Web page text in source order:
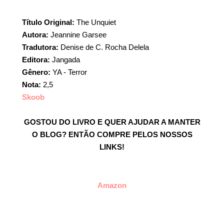
Título Original: The Unquiet
Autora: Jeannine Garsee
Tradutora: Denise de C. Rocha Delela
Editora: Jangada
Gênero: YA - Terror
Nota: 2,5
Skoob
GOSTOU DO LIVRO E QUER AJUDAR A MANTER
O BLOG? ENTÃO COMPRE PELOS NOSSOS
LINKS!
Amazon